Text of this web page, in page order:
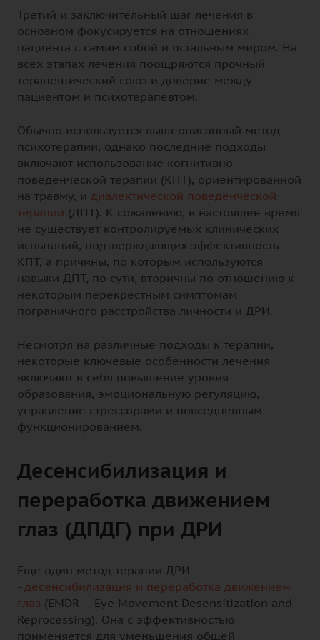
Третий и заключительный шаг лечения в
основном фокусируется на отношениях
пациента с самим собой и остальным миром. На
всех этапах лечения поощряются прочный
терапевтический союз и доверие между
пациентом и психотерапевтом.
Обычно используется вышеописанный метод
психотерапии, однако последние подходы
включают использование когнитивно-
поведенческой терапии (КПТ), ориентированной
на травму, и диалектической поведенческой
терапии (ДПТ). К сожалению, в настоящее время
не существует контролируемых клинических
испытаний, подтверждающих эффективность
КПТ, а причины, по которым используются
навыки ДПТ, по сути, вторичны по отношению к
некоторым перекрестным симптомам
пограничного расстройства личности и ДРИ.
Несмотря на различные подходы к терапии,
некоторые ключевые особенности лечения
включают в себя повышение уровня
образования, эмоциональную регуляцию,
управление стрессорами и повседневным
функционированием.
Десенсибилизация и
переработка движением
глаз (ДПДГ) при ДРИ
Еще один метод терапии ДРИ
- десенсибилизация и переработка движением
глаз (EMDR – Eye Movement Desensitization and
Reprocessing). Она с эффективностью
применяется для уменьшения общей